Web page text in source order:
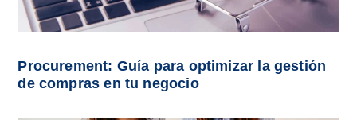
Procurement: Guía para optimizar la gestión
de compras en tu negocio